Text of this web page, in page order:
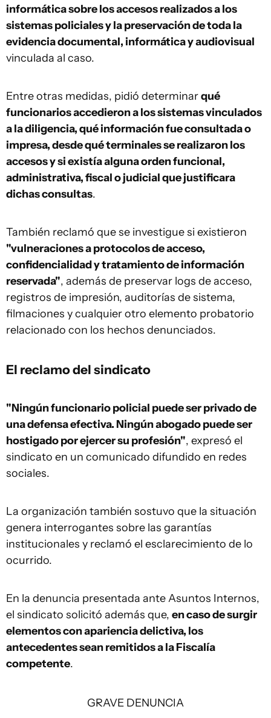
informática sobre los accesos realizados a los
sistemas policiales y la preservación de toda la
evidencia documental, informática y audiovisual
vinculada al caso.
Entre otras medidas, pidió determinarqué
funcionarios accedieron a los sistemas vinculados
a la diligencia, qué información fue consultada o
impresa, desde qué terminales se realizaron los
accesos y si existía alguna orden funcional,
administrativa, fiscal o judicial que justificara
dichas consultas.
También reclamó que se investigue si existieron
"vulneraciones a protocolos de acceso,
confidencialidad y tratamiento de información
reservada", además de preservar logs de acceso,
registros de impresión, auditorías de sistema,
filmaciones y cualquier otro elemento probatorio
relacionado con los hechos denunciados.
El reclamo del sindicato
"Ningún funcionario policial puede ser privado de
una defensa efectiva. Ningún abogado puede ser
hostigado por ejercer su profesión", expresó el
sindicato en un comunicado difundido en redes
sociales.
La organización también sostuvo que la situación
genera interrogantes sobre las garantías
institucionales y reclamó el esclarecimiento de lo
ocurrido.
En la denuncia presentada ante Asuntos Internos,
el sindicato solicitó además que, en caso de surgir
elementos con apariencia delictiva, los
antecedentes sean remitidos a la Fiscalía
competente.
GRAVE DENUNCIA